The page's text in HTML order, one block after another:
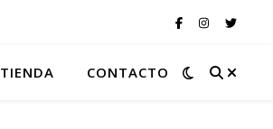
TIENDA CONTACTO